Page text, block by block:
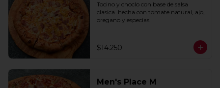
Tocino y choclo con base de salsa
clasica  hecha con tomate natural, ajo,
oregano y especias.
$14.250
Men's Place M